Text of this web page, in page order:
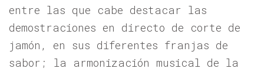
entre las que cabe destacar las
demostraciones en directo de corte de
jamón, en sus diferentes franjas de
sabor; la armonización musical de la